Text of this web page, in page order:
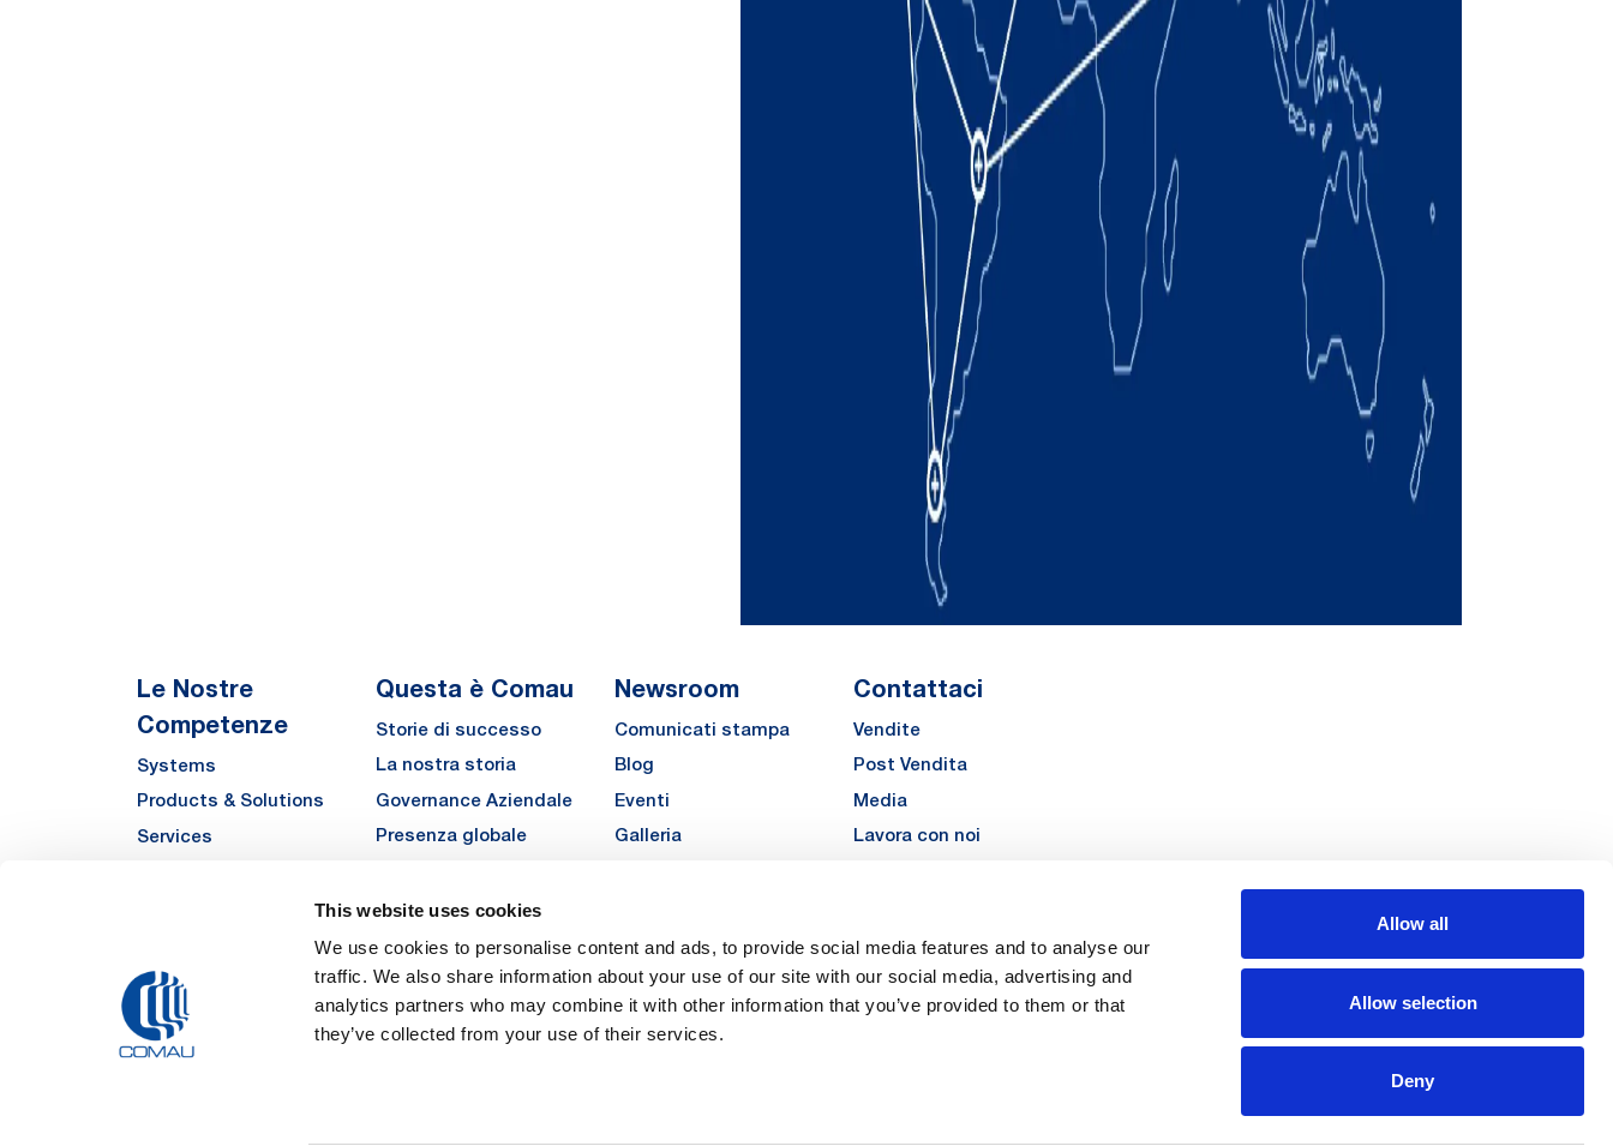
This website uses cookies
We use cookies to personalise content and ads, to provide social media features and to analyse our
traffic. We also share information about your use of our site with our social media, advertising and
analytics partners who may combine it with other information that you’ve provided to them or that
they’ve collected from your use of their services.
Allow all
Allow selection
Deny
Le Nostre
Competenze
Systems
Products & Solutions
Services
Questa è Comau
Storie di successo
La nostra storia
Governance Aziendale
Presenza globale
Sostenibilità
Fornitori
Funded Projects
Carriere
Newsroom
Comunicati stampa
Blog
Eventi
Galleria
Contattaci
Vendite
Post Vendita
Media
Lavora con noi
LinkedIn
Instagram
YouTube